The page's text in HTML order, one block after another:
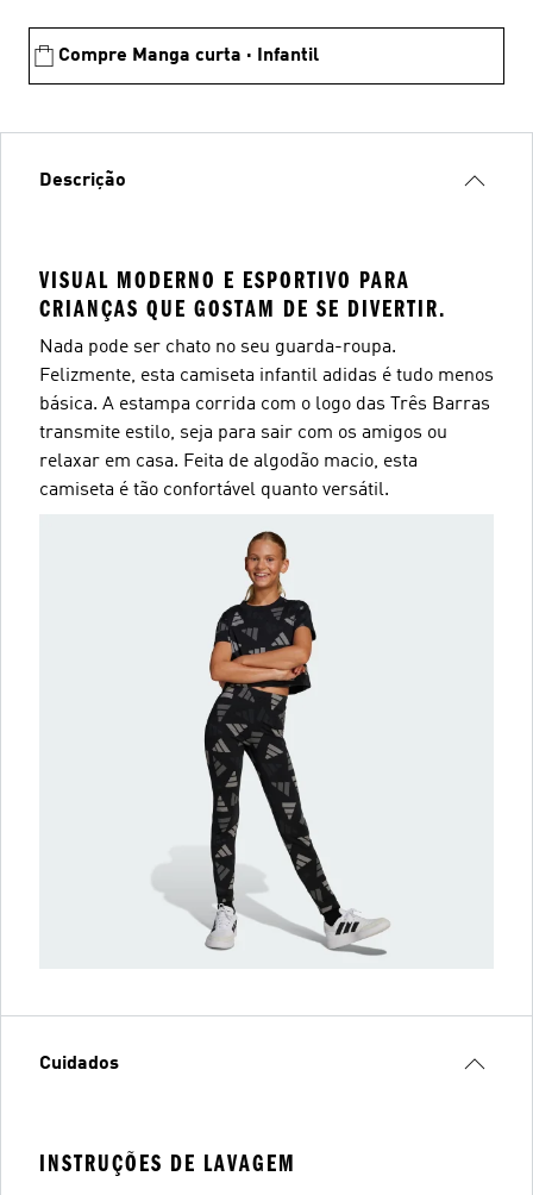
Compre Manga curta · Infantil
Descrição
VISUAL MODERNO E ESPORTIVO PARA
CRIANÇAS QUE GOSTAM DE SE DIVERTIR.
Nada pode ser chato no seu guarda-roupa.
Felizmente, esta camiseta infantil adidas é tudo menos
básica. A estampa corrida com o logo das Três Barras
transmite estilo, seja para sair com os amigos ou
relaxar em casa. Feita de algodão macio, esta
camiseta é tão confortável quanto versátil.
Cuidados
INSTRUÇÕES DE LAVAGEM